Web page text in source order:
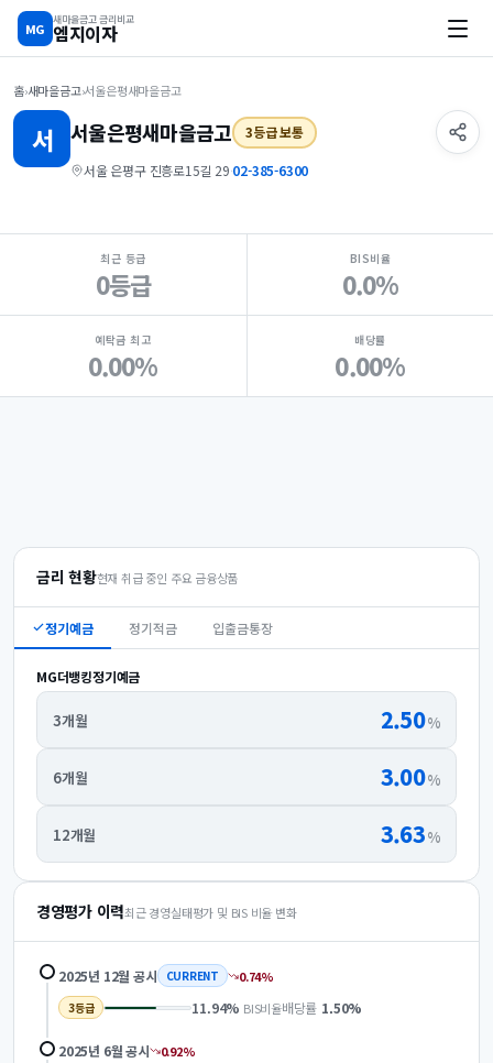
MG
새마을금고 금리비교
엠지이자
홈›새마을금고›서울은평새마을금고
서 서울은평새마을금고 3등급 보통
서울 은평구 진흥로15길 29·02-385-6300
지점 핵심 지표 요약
최근 등급
0등급
BIS비율
0.0%
예탁금 최고
0.00%
배당률
0.00%
금리 현황현재 취급 중인 주요 금융상품
정기예금 정기적금 입출금통장
MG더뱅킹정기예금
3개월 2.50%
6개월 3.00%
12개월 3.63%
경영평가 이력최근 경영실태평가 및 BIS 비율 변화
2025년 12월 공시 CURRENT 0.74%
3등급 11.94% BIS비율배당률 1.50%
2025년 6월공시 0.92%